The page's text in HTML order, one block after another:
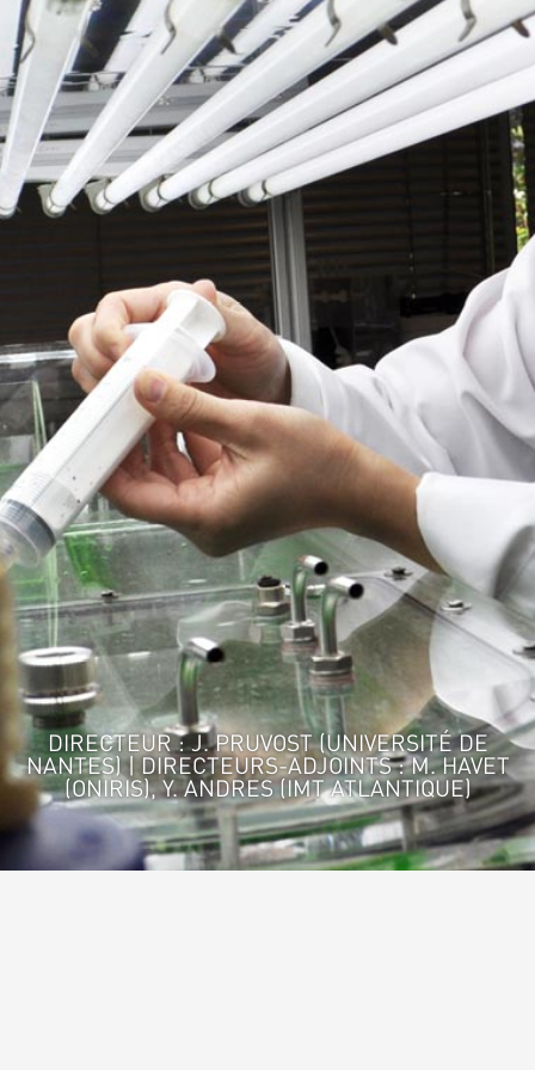
DIRECTEUR : J. PRUVOST (UNIVERSITÉ DE
NANTES) | DIRECTEURS-ADJOINTS : M. HAVET
(ONIRIS), Y. ANDRES (IMT ATLANTIQUE)
Accueil >